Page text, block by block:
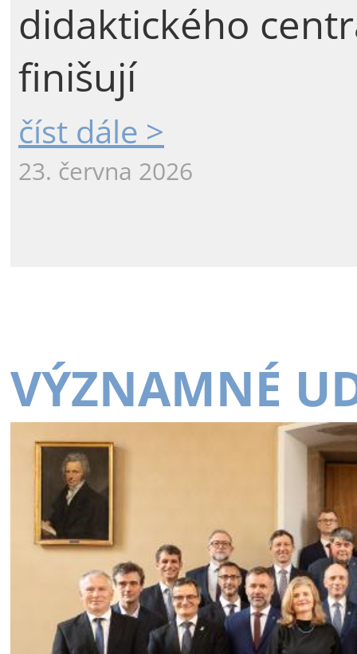
didaktického
finišují
číst dále >
23. června 2026
VÝZNAMNÉ